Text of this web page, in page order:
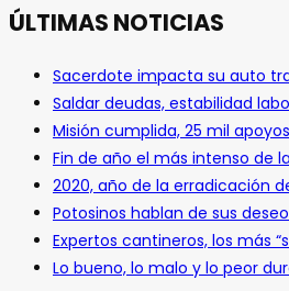
ÚLTIMAS NOTICIAS
Sacerdote impacta su auto
Saldar deudas, estabilidad
Misión cumplida, 25 mil
Fin de año el más intenso de
2020, año de la erradicación
Potosinos hablan de sus
Expertos cantineros, los más
Lo bueno, lo malo y lo peor